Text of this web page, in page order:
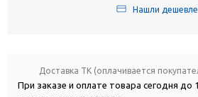
Нашли
Доставка ТК (оплачивается
При заказе и оплате товара сегодня до